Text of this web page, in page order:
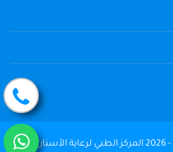
جميع الحقوق محفوظة © 2004 - 2026 المركز الطبي لرعاية الأسنان The